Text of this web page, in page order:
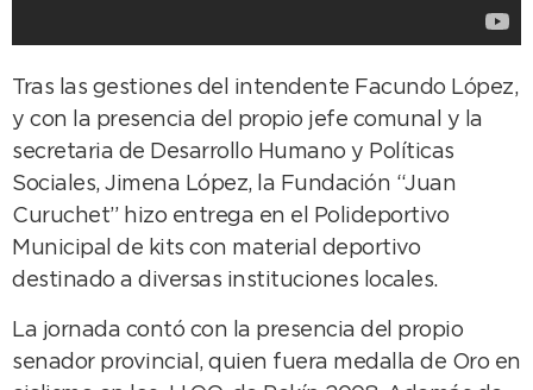
Tras las gestiones del intendente Facundo López,
y con la presencia del propio jefe comunal y la
secretaria de Desarrollo Humano y Políticas
Sociales, Jimena López, la Fundación “Juan
Curuchet” hizo entrega en el Polideportivo
Municipal de kits con material deportivo
destinado a diversas instituciones locales.
La jornada contó con la presencia del propio
senador provincial, quien fuera medalla de Oro en